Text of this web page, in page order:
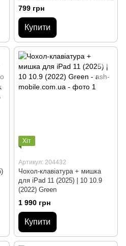
(2018-2025) Black
799 грн
Купити
Хіт
Артикул: 204432
Чохол-клавіатура + мишка
для iPad 11 (2025) | 10 10.9
(2022) Green
1 990 грн
Купити